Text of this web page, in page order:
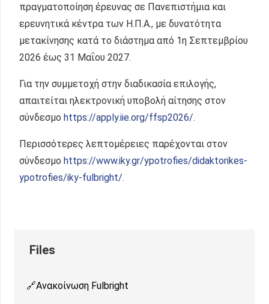
πραγματοποίηση έρευνας σε Πανεπιστήμια και
ερευνητικά κέντρα των Η.Π.Α., με δυνατότητα
μετακίνησης κατά το διάστημα από 1η Σεπτεμβρίου
2026 έως 31 Μαΐου 2027.
Για την συμμετοχή στην διαδικασία επιλογής,
απαιτείται ηλεκτρονική υποβολή αίτησης στον
σύνδεσμο https://apply.iie.org/ffsp2026/.
Περισσότερες λεπτομέρειες παρέχονται στον
σύνδεσμο https://www.iky.gr/ypotrofies/didaktorikes-
ypotrofies/iky-fulbright/.
Ανακοίνωση Fulbright